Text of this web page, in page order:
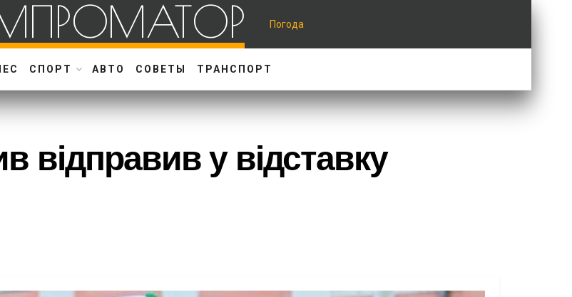
Погода
СПОРТ АВТО СОВЕТЫ ТРАНСПОРТ
відправив у відставку